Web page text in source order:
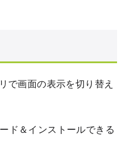
で画面の表示を切り替え
ド＆インストールできる